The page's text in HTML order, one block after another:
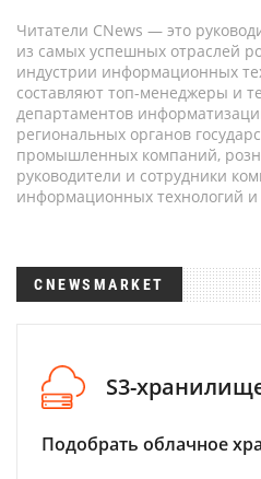
Читатели CNews — это
из самых успешных отраслей
индустрии информационных
составляют топ-менеджеры и
департаментов
региональных органов
промышленных компаний,
руководители и сотрудники
информационных технологий и
CNEWSMARKET
S3-
Подобрать облачное